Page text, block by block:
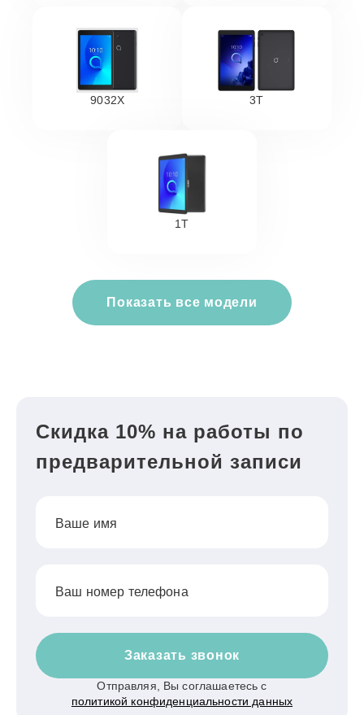
9032X 3T
1T
Показать все модели
Скидка 10% на работы по
предварительной записи
Ваше имя
Ваш номер телефона
Заказать звонок
Отправляя, Вы соглашаетесь с
политикой конфиденциальности данных